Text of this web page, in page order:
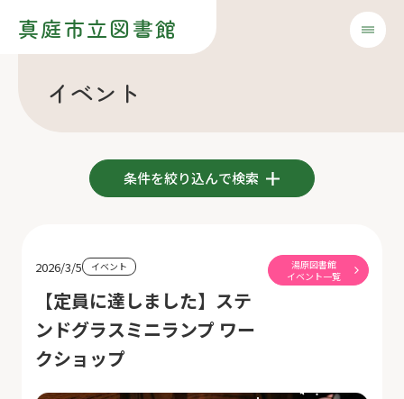
真庭市立図書館
イベント
条件を絞り込んで検索
2026/3/5 イベント
【定員に達しました】ステ
ンドグラスミニランプ ワー
クショップ
湯原図書館
イベント一覧